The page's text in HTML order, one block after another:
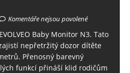
Komentáře nejsou povolené
Baby Monitor N3. Tato
nepřetržitý dozor dítěte
Přenosný barevný
funkcí přináší klid rodičům